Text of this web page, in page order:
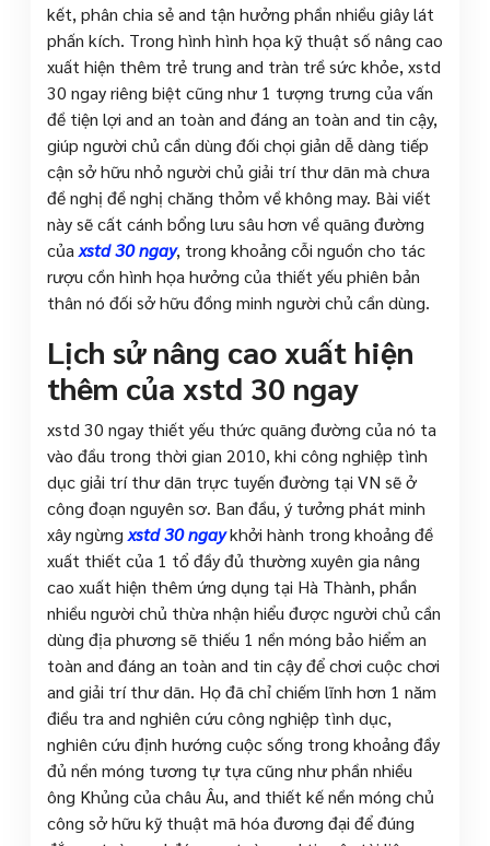
kết, phân chia sẻ and tận hưởng phần nhiều giây lát
phấn kích. Trong hình hình họa kỹ thuật số nâng cao
xuất hiện thêm trẻ trung and tràn trề sức khỏe, xstd
30 ngay riêng biệt cũng như 1 tượng trưng của vấn
đề tiện lợi and an toàn and đáng an toàn and tin cậy,
giúp người chủ cần dùng đối chọi giản dễ dàng tiếp
cận sở hữu nhỏ người chủ giải trí thư dãn mà chưa
đề nghị đề nghị chăng thỏm về không may. Bài viết
này sẽ cất cánh bổng lưu sâu hơn về quãng đường
của xstd 30 ngay, trong khoảng cỗi nguồn cho tác
rượu cồn hình họa hưởng của thiết yếu phiên bản
thân nó đối sở hữu đồng minh người chủ cần dùng.
Lịch sử nâng cao xuất hiện
thêm của xstd 30 ngay
xstd 30 ngay thiết yếu thức quãng đường của nó ta
vào đầu trong thời gian 2010, khi công nghiệp tình
dục giải trí thư dãn trực tuyến đường tại VN sẽ ở
công đoạn nguyên sơ. Ban đầu, ý tưởng phát minh
xây ngừng xstd 30 ngaykhởi hành trong khoảng đề
xuất thiết của 1 tổ đầy đủ thường xuyên gia nâng
cao xuất hiện thêm ứng dụng tại Hà Thành, phần
nhiều người chủ thừa nhận hiểu được người chủ cần
dùng địa phương sẽ thiếu 1 nền móng bảo hiểm an
toàn and đáng an toàn and tin cậy để chơi cuộc chơi
and giải trí thư dãn. Họ đã chỉ chiếm lĩnh hơn 1 năm
điều tra and nghiên cứu công nghiệp tình dục,
nghiên cứu định hướng cuộc sống trong khoảng đầy
đủ nền móng tương tự tựa cũng như phần nhiều
ông Khủng của châu Âu, and thiết kế nền móng chủ
công sở hữu kỹ thuật mã hóa đương đại để đúng